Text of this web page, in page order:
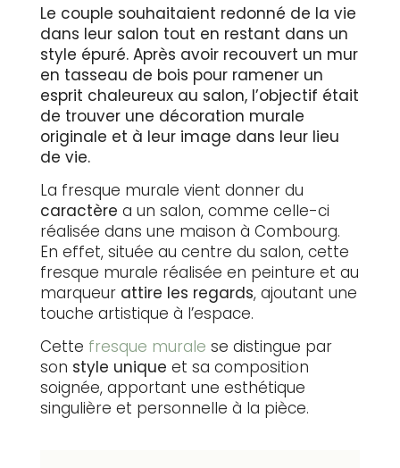
Le couple souhaitaient redonné de la vie
dans leur salon tout en restant dans un
style épuré. Après avoir recouvert un mur
en tasseau de bois pour ramener un
esprit chaleureux au salon, l’objectif était
de trouver une décoration murale
originale et à leur image dans leur lieu
de vie.
La fresque murale vient donner du
caractère a un salon, comme celle-ci
réalisée dans une maison à Combourg.
En effet, située au centre du salon, cette
fresque murale réalisée en peinture et au
marqueur attire les regards, ajoutant une
touche artistique à l’espace.
Cette fresque murale se distingue par
son style unique et sa composition
soignée, apportant une esthétique
singulière et personnelle à la pièce.